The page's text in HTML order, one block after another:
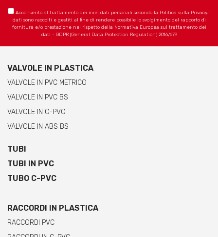
Acconsento al trattamento dei miei dati personali secondo la Politica sulla Privacy. I
dati sono raccolti e gestiti al fine di rendere possibile lo svolgimento del rapporto di
fornitura e/o prestazione nel rispetto della Normativa Europea sul trattamento dei
dati - GDPR (General Data Protection Regulation) 2016/679
VALVOLE IN PLASTICA
VALVOLE IN PVC METRICO
VALVOLE IN PVC BS
VALVOLE IN C-PVC
VALVOLE IN ABS BS
TUBI
TUBI IN PVC
TUBO C-PVC
RACCORDI IN PLASTICA
RACCORDI PVC